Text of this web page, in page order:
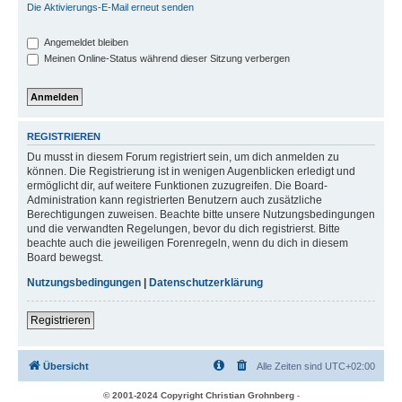
Die Aktivierungs-E-Mail erneut senden
Angemeldet bleiben
Meinen Online-Status während dieser Sitzung verbergen
REGISTRIEREN
Du musst in diesem Forum registriert sein, um dich anmelden zu
können. Die Registrierung ist in wenigen Augenblicken erledigt und
ermöglicht dir, auf weitere Funktionen zuzugreifen. Die Board-
Administration kann registrierten Benutzern auch zusätzliche
Berechtigungen zuweisen. Beachte bitte unsere Nutzungsbedingungen
und die verwandten Regelungen, bevor du dich registrierst. Bitte
beachte auch die jeweiligen Forenregeln, wenn du dich in diesem
Board bewegst.
Nutzungsbedingungen
Datenschutzerklärung
Registrieren
Übersicht Alle Zeiten sind UTC+02:00
© 2001-2024 Copyright Christian Grohnberg-